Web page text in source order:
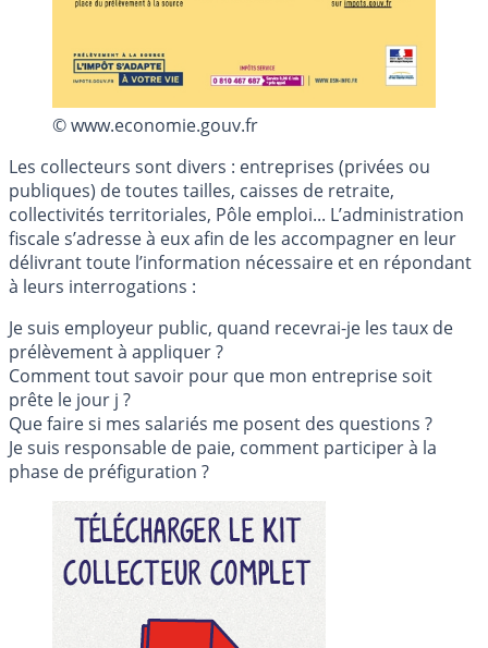
© www.economie.gouv.fr
Les collecteurs sont divers : entreprises (privées ou
publiques) de toutes tailles, caisses de retraite,
collectivités territoriales, Pôle emploi... L’administration
fiscale s’adresse à eux afin de les accompagner en leur
délivrant toute l’information nécessaire et en répondant
à leurs interrogations :
Je suis employeur public, quand recevrai-je les taux de
prélèvement à appliquer ?
Comment tout savoir pour que mon entreprise soit
prête le jour j ?
Que faire si mes salariés me posent des questions ?
Je suis responsable de paie, comment participer à la
phase de préfiguration ?